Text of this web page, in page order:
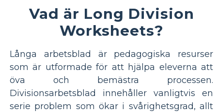
Vad är Long Division
Worksheets?
Långa arbetsblad är pedagogiska resurser
som är utformade för att hjälpa eleverna att
öva och bemästra processen.
Divisionsarbetsblad innehåller vanligtvis en
serie problem som ökar i svårighetsgrad, allt